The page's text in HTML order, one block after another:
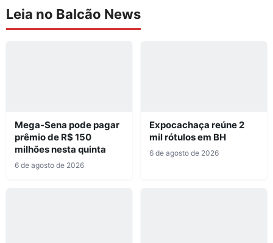
Leia no Balcão News
Mega-Sena pode pagar
prêmio de R$ 150
milhões nesta quinta
6 de agosto de 2026
Expocachaça reúne 2
mil rótulos em BH
6 de agosto de 2026